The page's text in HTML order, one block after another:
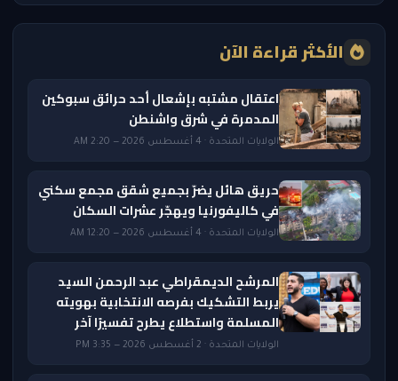
الأكثر قراءة الآن
اعتقال مشتبه بإشعال أحد حرائق سبوكين
المدمرة في شرق واشنطن
الولايات المتحدة · 4 أغسطس 2026 — 2:20 AM
حريق هائل يضرّ بجميع شقق مجمع سكني
في كاليفورنيا ويهجّر عشرات السكان
الولايات المتحدة · 4 أغسطس 2026 — 12:20 AM
المرشح الديمقراطي عبد الرحمن السيد
يربط التشكيك بفرصه الانتخابية بهويته
المسلمة واستطلاع يطرح تفسيرًا آخر
الولايات المتحدة · 2 أغسطس 2026 — 3:35 PM